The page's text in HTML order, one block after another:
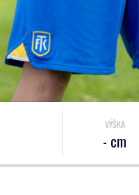
VÝŠKA
- cm